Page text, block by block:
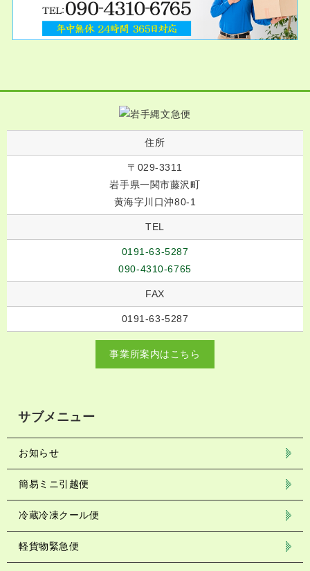
住所
〒029-3311
岩手県一関市藤沢町
黄海字川口沖80-1
TEL
0191-63-5287
090-4310-6765
FAX
0191-63-5287
事業所案内はこちら
サブメニュー
お知らせ
簡易ミニ引越便
冷蔵冷凍クール便
軽貨物緊急便